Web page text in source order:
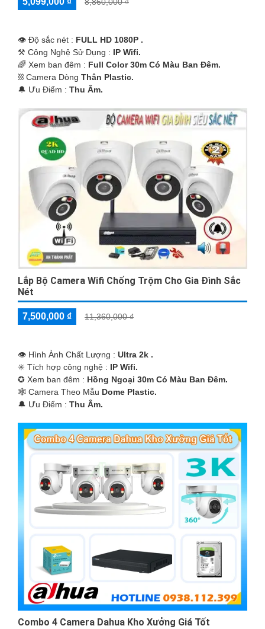
8,860,000 ₫
👁 Độ sắc nét : FULL HD 1080P .
⚒ Công Nghệ Sử Dụng : IP Wifi.
🌈 Xem ban đêm : Full Color 30m Có Màu Ban Ðêm.
⛓ Camera Dòng Thân Plastic.
️🔔 Ưu Điểm : Thu Âm.
Lắp Bộ Camera Wifi Chống Trộm Cho Gia Đình Sắc
Nét
7,500,000 ₫ 11,360,000 ₫
👁 Hình Ành Chất Lượng : Ultra 2k .
✳️ Tích hợp công nghệ : IP Wifi.
✪ Xem ban đêm : Hồng Ngoại 30m Có Màu Ban Ðêm.
🕸️ Camera Theo Mẫu Dome Plastic.
️🔔 Ưu Điểm : Thu Âm.
Combo 4 Camera Dahua Kho Xưởng Giá Tốt